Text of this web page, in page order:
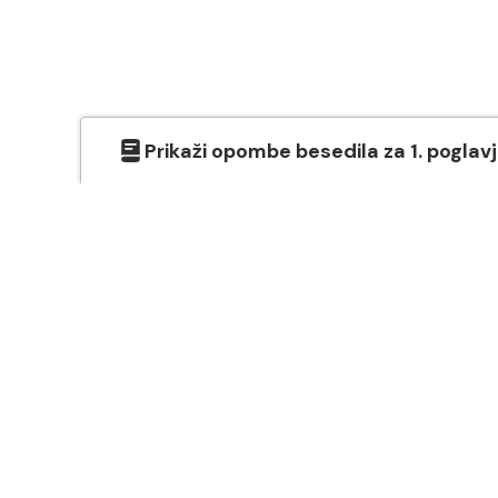
Prikaži opombe besedila za 1.